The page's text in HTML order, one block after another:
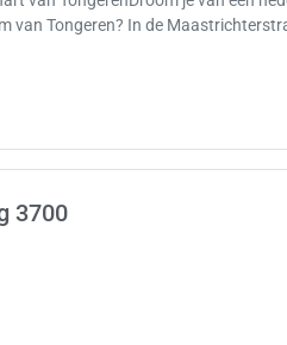
van Tongeren? In de
3700